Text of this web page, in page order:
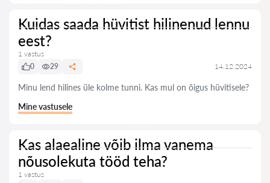
Kuidas saada hüvitist hilinenud lennu
eest?
1 vastus
0
29 14.12.2024
Minu lend hilines üle kolme tunni. Kas mul on õigus hüvitisele?
Mine vastusele
Kas alaealine võib ilma vanema
nõusolekuta tööd teha?
1 vastus